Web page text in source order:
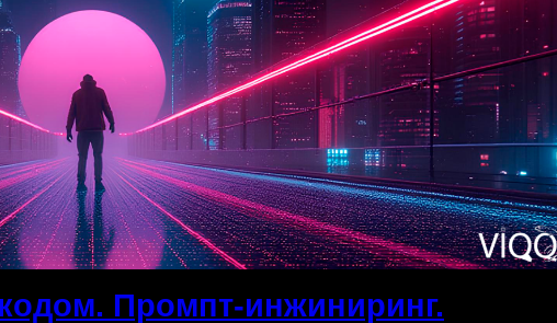
Промпт-инжиниринг.